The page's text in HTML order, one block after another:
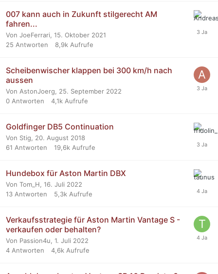
007 kann auch in Zukunft stilgerecht AM
fahren...
Von JoeFerrari, 15. Oktober 2021
25 Antworten 8,9k Aufrufe
Scheibenwischer klappen bei 300 km/h nach
aussen
Von AstonJoerg, 25. September 2022
0 Antworten 4,1k Aufrufe
Goldfinger DB5 Continuation
Von Stig, 20. August 2018
61 Antworten 19,6k Aufrufe
Hundebox für Aston Martin DBX
Von Tom_H, 16. Juli 2022
13 Antworten 5,3k Aufrufe
Verkaufsstrategie für Aston Martin Vantage S -
verkaufen oder behalten?
Von Passion4u, 1. Juli 2022
4 Antworten 4,6k Aufrufe